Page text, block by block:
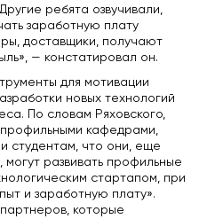
ребята озвучивали,
заработную плату
доставщики, получают
— констатировал он.
для мотивации
новых технологий
По словам Ряховского,
кафедрами,
студентам, что они, еще
развивать профильные
стартапом, при
и заработную плату».
которые